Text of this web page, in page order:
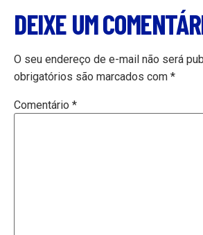
DEIXE UM
O seu endereço de e-mail não será
obrigatórios são marcados com *
Comentário *